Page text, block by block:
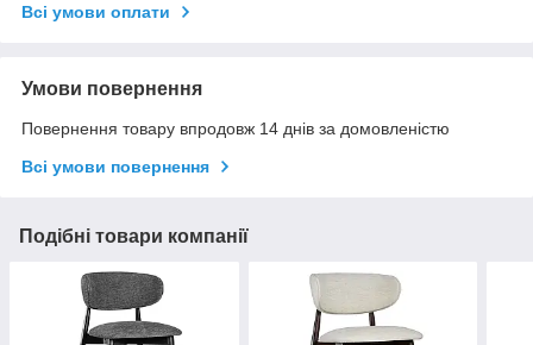
Всі умови оплати
Умови повернення
Повернення товару впродовж 14 днів за домовленістю
Всі умови повернення
Подібні товари компанії